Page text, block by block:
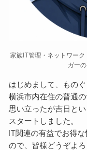
家族IT管理・ネットワー
ガー
はじめまして、ものぐ
横浜市内在住の普通
思い立ったが吉日と
スタートしました。
IT関連の有益でお得
ので、皆様どうぞよろ